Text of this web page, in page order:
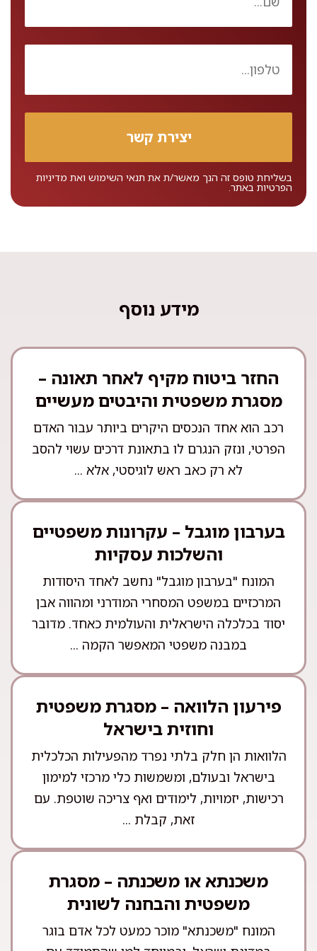
בשליחת טופס זה הנך מאשר/ת את תנאי השימוש ואת מדיניות
הפרטיות באתר.
מידע נוסף
החזר ביטוח מקיף לאחר תאונה –
מסגרת משפטית והיבטים מעשיים
רכב הוא אחד הנכסים היקרים ביותר עבור האדם
הפרטי, ונזק הנגרם לו בתאונת דרכים עשוי להסב
לא רק כאב ראש לוגיסטי, אלא ...
בערבון מוגבל – עקרונות משפטיים
והשלכות עסקיות
המונח "בערבון מוגבל" נחשב לאחד היסודות
המרכזיים במשפט המסחרי המודרני ומהווה אבן
יסוד בכלכלה הישראלית והעולמית כאחד. מדובר
במבנה משפטי המאפשר הקמה ...
פירעון הלוואה – מסגרת משפטית
וחוזית בישראל
הלוואות הן חלק בלתי נפרד מהפעילות הכלכלית
בישראל ובעולם, ומשמשות כלי מרכזי למימון
רכישות, יזמויות, לימודים ואף צריכה שוטפת. עם
זאת, קבלת ...
משכנתא או משכנתה – מסגרת
משפטית והבחנה לשונית
המונח "משכנתא" מוכר כמעט לכל אדם בוגר